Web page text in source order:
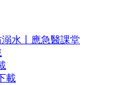
水丨應急醫課堂
載